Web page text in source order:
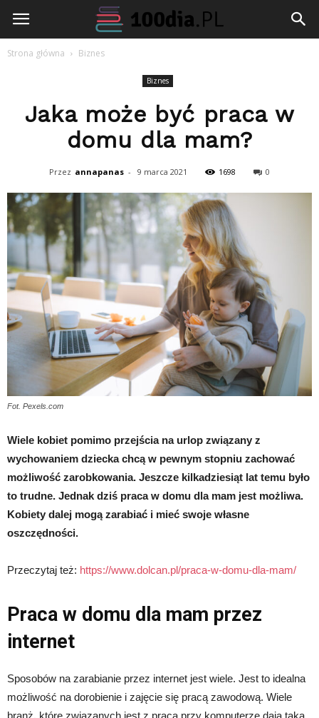
100dia.pl
Strona główna Biznes
Biznes
Jaka może być praca w
domu dla mam?
Przez annapanas - 9 marca 2021 1698 0
Fot. Pexels.com
Wiele kobiet pomimo przejścia na urlop związany z
wychowaniem dziecka chcą w pewnym stopniu zachować
możliwość zarobkowania. Jeszcze kilkadziesiąt lat temu było
to trudne. Jednak dziś praca w domu dla mam jest możliwa.
Kobiety dalej mogą zarabiać i mieć swoje własne
oszczędności.
Przeczytaj też: https://www.dolcan.pl/praca-w-domu-dla-mam/
Praca w domu dla mam przez
internet
Sposobów na zarabianie przez internet jest wiele. Jest to idealna
możliwość na dorobienie i zajęcie się pracą zawodową. Wiele